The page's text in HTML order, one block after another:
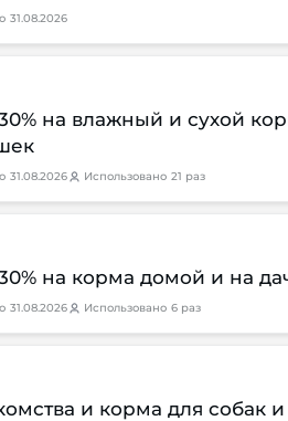
31.08.2026
на влажный и сухой
31.08.2026 Использовано 21 раз
на корма домой и на
31.08.2026 Использовано 6 раз
и корма для собак